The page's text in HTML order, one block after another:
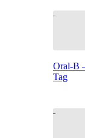
Oral-B
Tag